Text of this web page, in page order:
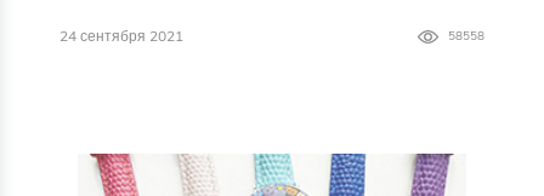
24 сентября 2021 58558